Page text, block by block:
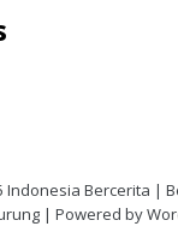
Indonesia Bercerita |
| Powered by